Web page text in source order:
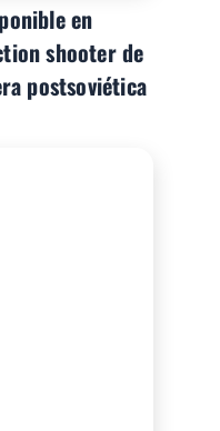
en
shooter de
postsoviética